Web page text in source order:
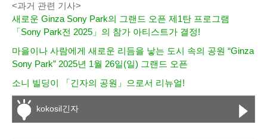
<과거 관련 기사>
새로운 Ginza Sony Park의 그랜드 오픈 제1탄 프로그램
「Sony Park전 2025」의 참가 아티스트가 결정!
마을이나 사람에게 새로운 리듬을 낳는 도시 속의 공원 “Ginza
Sony Park” 2025년 1월 26일(일) 그랜드 오픈
소니 빌딩이 「긴자의 공원」으로서 리뉴얼!
kokosil긴자